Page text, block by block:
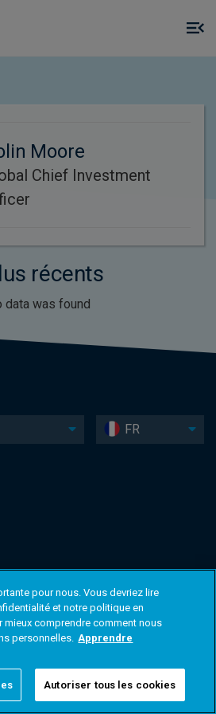
Moore
Chief Investment
récents
data was found
FR
pour nous. Vous devriez lire
et notre politique en
mieux comprendre comment nous
personnelles. Apprendre
Autoriser tous les cookies